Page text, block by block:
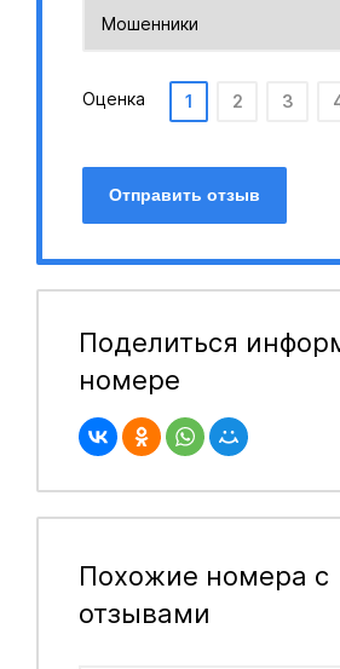
Оценка 1 2 3
Отправить отзыв
Поделиться
номере
Похожие номера с
отзывами